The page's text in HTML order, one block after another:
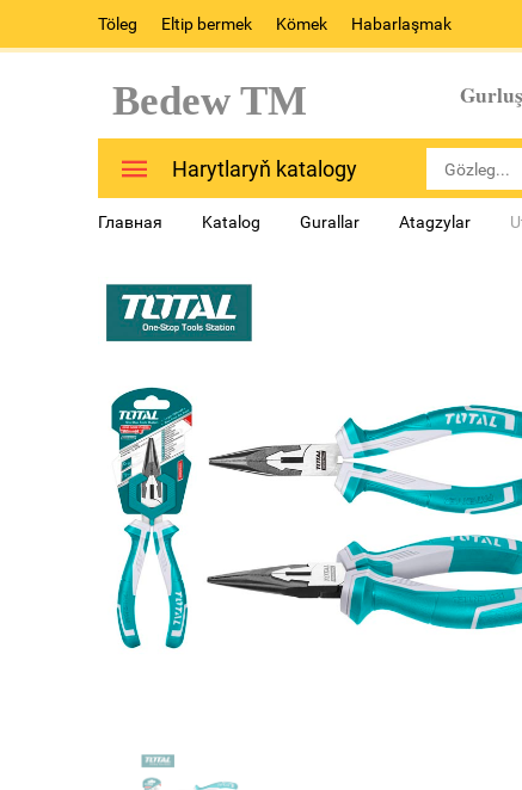
Töleg Eltip bermek Kömek Habarlaşmak
Bedew TM
Harytlaryň katalogy
Главная Katalog Gurallar Atagzylar